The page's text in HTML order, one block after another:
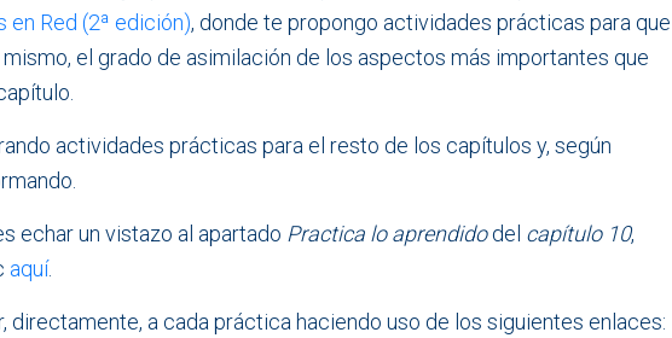
en Red (2ª edición), donde te propongo actividades prácticas para que
el grado de asimilación de los aspectos más importantes que
actividades prácticas para el resto de los capítulos y, según
echar un vistazo al apartado Practica lo aprendidodel capítulo 10,
aquí.
directamente, a cada práctica haciendo uso de los siguientes enlaces: